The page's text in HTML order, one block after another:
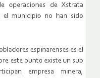
operaciones de Xstrata
el municipio no han sido
espinarenses es el
este punto existe un sub
empresa minera,